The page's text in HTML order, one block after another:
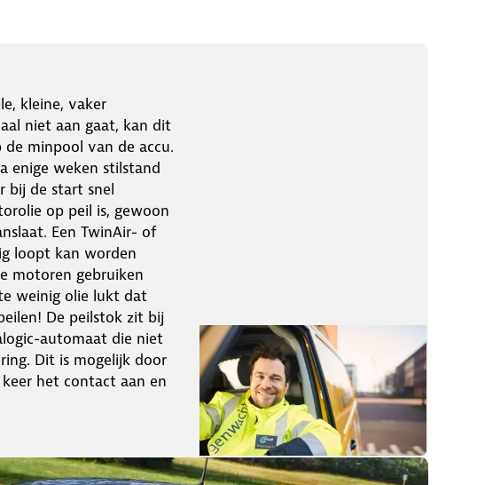
kleine, vaker
niet aan gaat, kan dit
minpool van de accu.
enige weken stilstand
bij de start snel
op peil is, gewoon
Een TwinAir- of
loopt kan worden
motoren gebruiken
weinig olie lukt dat
De peilstok zit bij
automaat die niet
Dit is mogelijk door
het contact aan en